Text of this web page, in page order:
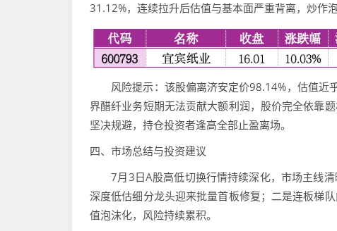
31.12%，连续拉升后估值与基本面严重背离，炒作泡
风险提示：该股偏离济安定价98.14%，估值近
界醋纤业务短期无法贡献大额利润，股价完全依靠
坚决规避，持仓投资者逢高全部止盈离场。
四、市场总结与投资建议
7月3日A股高低切换行情持续深化，市场主线清
深度低估细分龙头迎来批量首板修复；二是连板梯
值泡沫化，风险持续累积。